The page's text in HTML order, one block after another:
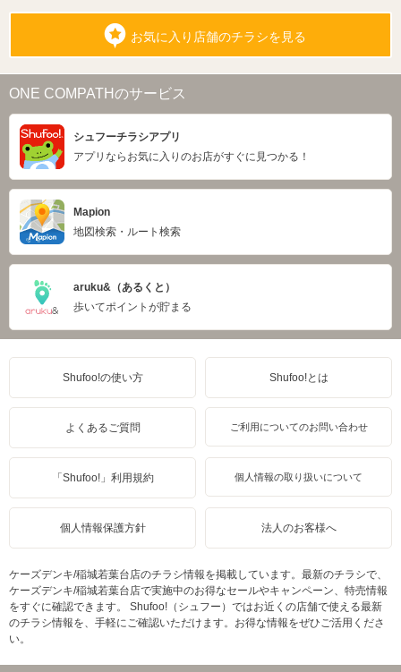
お気に入り店舗のチラシを見る
ONE COMPATHのサービス
シュフーチラシアプリ
アプリならお気に入りのお店がすぐに見つかる！
Mapion
地図検索・ルート検索
aruku&（あるくと）
歩いてポイントが貯まる
Shufoo!の使い方 Shufoo!とは
よくあるご質問 ご利用についてのお問い合わせ
「Shufoo!」利用規約 個人情報の取り扱いについて
個人情報保護方針 法人のお客様へ
ケーズデンキ/稲城若葉台店のチラシ情報を掲載しています。最新のチラシで、
ケーズデンキ/稲城若葉台店で実施中のお得なセールやキャンペーン、特売情報
をすぐに確認できます。 Shufoo!（シュフー）ではお近くの店舗で使える最新
のチラシ情報を、手軽にご確認いただけます。お得な情報をぜひご活用くださ
い。